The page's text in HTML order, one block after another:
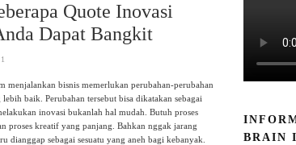
Quote Inovasi
Dapat Bangkit
menjalankan bisnis memerlukan perubahan-perubahan
baik. Perubahan tersebut bisa dikatakan sebagai
inovasi bukanlah hal mudah. Butuh proses
proses kreatif yang panjang. Bahkan nggak jarang
dianggap sebagai sesuatu yang aneh bagi kebanyak.
BRAIN